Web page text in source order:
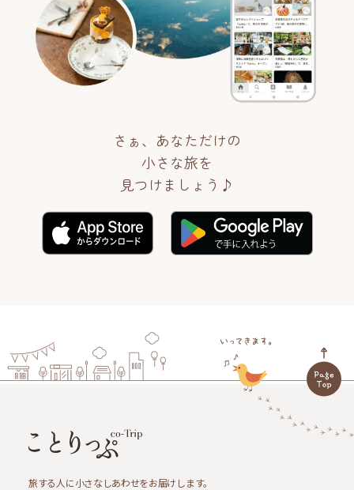
さぁ、あなただけの
小さな旅を
見つけましょう♪
旅する人に小さなしあわせをお届けします。